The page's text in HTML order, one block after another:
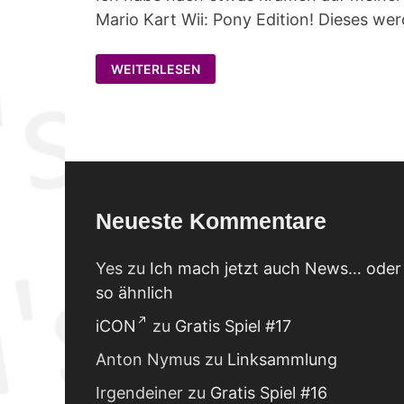
Mario Kart Wii: Pony Edition! Dieses
EIN
ALTES
PROJEKT
WEITERLESEN
Neueste Kommentare
Yes zu Ich mach jetzt auch News… oder
so ähnlich
iCON
zu Gratis Spiel #17
Anton Nymus zu Linksammlung
Irgendeiner zu Gratis Spiel #16